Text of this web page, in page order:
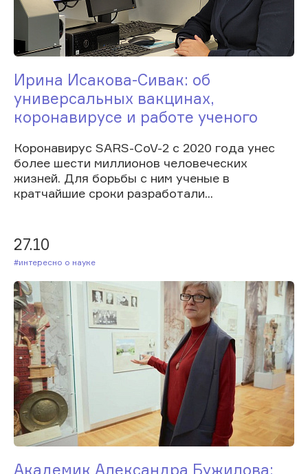
Ирина Исакова-Сивак: об
универсальных вакцинах,
коронавирусе и работе ученого
Коронавирус SARS-CoV-2 с 2020 года унес
более шести миллионов человеческих
жизней. Для борьбы с ним ученые в
кратчайшие сроки разработали...
27.10
#Интересно о науке
Академик Александра Бужилова: